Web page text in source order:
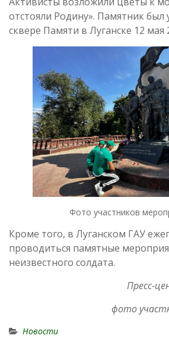
отстояли Родину». Памятник был
сквере Памяти в Луганске 12 мая
Фото участников
Кроме того, в Луганском ГАУ
проводиться памятные
неизвестного солдата.
Пресс-
фото
Новости